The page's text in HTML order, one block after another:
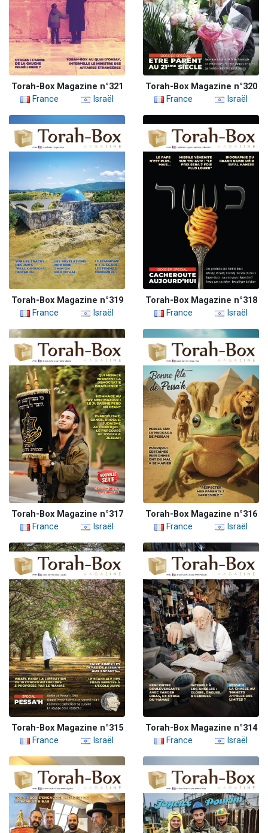
Torah-Box Magazine n°321
France
Israël
Torah-Box Magazine n°320
France
Israël
Torah-Box Magazine n°319
France
Israël
Torah-Box Magazine n°318
France
Israël
Torah-Box Magazine n°317
France
Israël
Torah-Box Magazine n°316
France
Israël
Torah-Box Magazine n°315
France
Israël
Torah-Box Magazine n°314
France
Israël